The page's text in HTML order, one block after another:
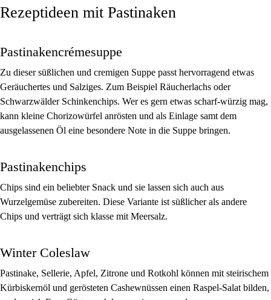
Rezeptideen mit Pastinaken
Pastinakencrémesuppe
Zu dieser süßlichen und cremigen Suppe passt hervorragend etwas
Geräuchertes und Salziges. Zum Beispiel Räucherlachs oder
Schwarzwälder Schinkenchips. Wer es gern etwas scharf-würzig mag,
kann kleine Chorizowürfel anrösten und als Einlage samt dem
ausgelassenen Öl eine besondere Note in die Suppe bringen.
Pastinakenchips
Chips sind ein beliebter Snack und sie lassen sich auch aus
Wurzelgemüse zubereiten. Diese Variante ist süßlicher als andere
Chips und verträgt sich klasse mit Meersalz.
Winter Coleslaw
Pastinake, Sellerie, Apfel, Zitrone und Rotkohl können mit steirischem
Kürbiskernöl und gerösteten Cashewnüssen einen Raspel-Salat bilden,